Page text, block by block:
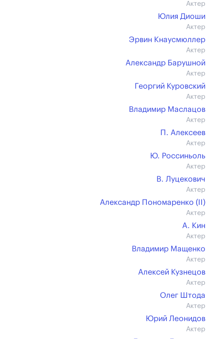
Актер
Юлия Диоши
Актер
Эрвин Кнаусмюллер
Актер
Александр Барушной
Актер
Георгий Куровский
Актер
Владимир Маслацов
Актер
П. Алексеев
Актер
Ю. Россиньоль
Актер
В. Луцекович
Актер
Александр Пономаренко (II)
Актер
А. Кин
Актер
Владимир Мащенко
Актер
Алексей Кузнецов
Актер
Олег Штода
Актер
Юрий Леонидов
Актер